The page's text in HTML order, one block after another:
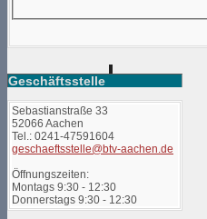
Geschäftsstelle
Sebastianstraße 33
52066 Aachen
Tel.: 0241-47591604
geschaeftsstelle@btv-aachen.de
Öffnungszeiten:
Montags 9:30 - 12:30
Donnerstags 9:30 - 12:30